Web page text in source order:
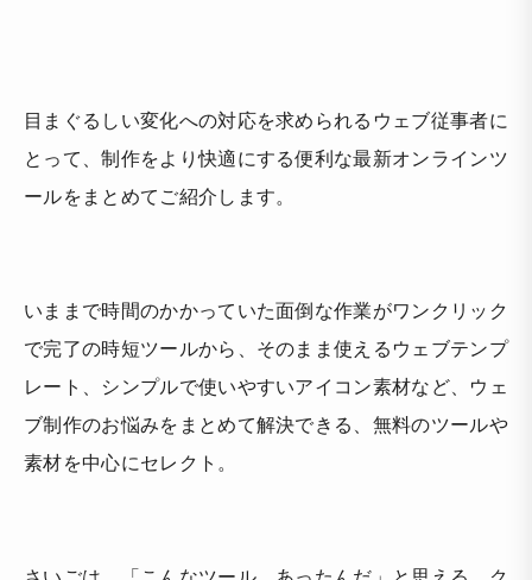
目まぐるしい変化への対応を求められるウェブ従事者に
とって、制作をより快適にする便利な最新オンラインツ
ールをまとめてご紹介します。
いままで時間のかかっていた面倒な作業がワンクリック
で完了の時短ツールから、そのまま使えるウェブテンプ
レート、シンプルで使いやすいアイコン素材など、ウェ
ブ制作のお悩みをまとめて解決できる、無料のツールや
素材を中心にセレクト。